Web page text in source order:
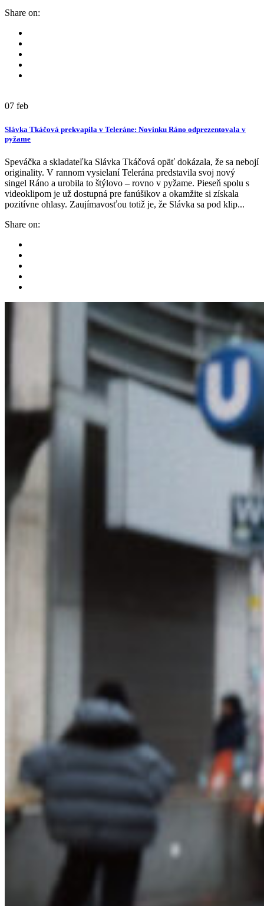
Share on:
07 feb
Slávka Tkáčová prekvapila v Teleráne: Novinku Ráno odprezentovala v
pyžame
Speváčka a skladateľka Slávka Tkáčová opäť dokázala, že sa nebojí
originality. V rannom vysielaní Telerána predstavila svoj nový
singel Ráno a urobila to štýlovo – rovno v pyžame. Pieseň spolu s
videoklipom je už dostupná pre fanúšikov a okamžite si získala
pozitívne ohlasy. Zaujímavosťou totiž je, že Slávka sa pod klip...
Share on: